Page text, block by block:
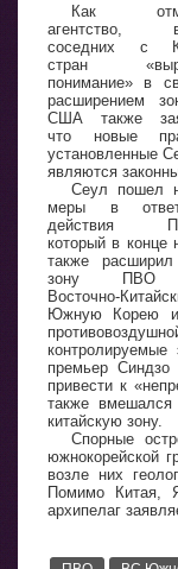
Как
агентство,
соседних с
стран
понимание» в
расширением
США также
что новые
установленные
являются
Сеул пошел
меры в
действия
который в конце
также
зону ПВО
Восточно-
Южную Корею и
премьер
привести к
также вмешался
китайскую зону.
Спорные
южнокорейской
возле них
Помимо Китая,
архипелаг